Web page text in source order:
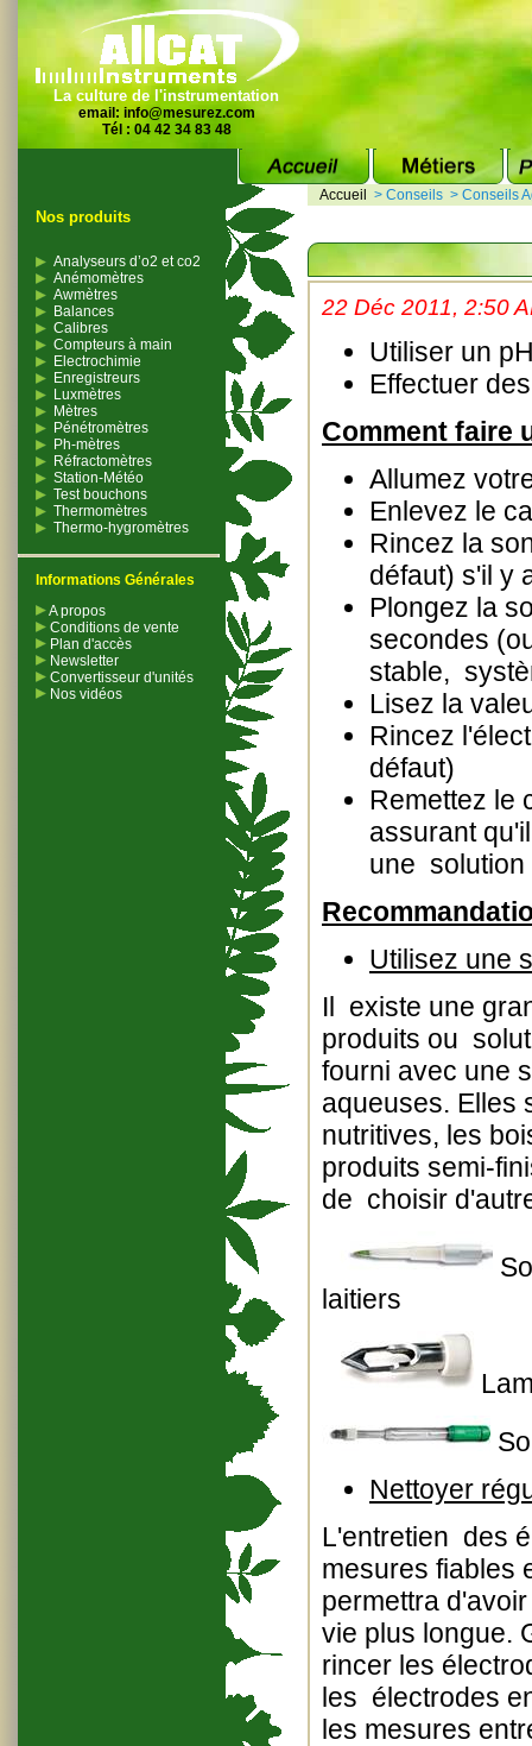
La culture de l'instrumentation
email: info@mesurez.com
Tél : 04 42 34 83 48
Nos produits
Analyseurs d’o2 et co2
Anémomètres
Awmètres
Balances
Calibres
Compteurs à main
Electrochimie
Enregistreurs
Luxmètres
Mètres
Pénétromètres
Ph-mètres
Réfractomètres
Station-Météo
Test bouchons
Thermomètres
Thermo-hygromètres
Informations Générales
A propos
Conditions de vente
Plan d'accès
Newsletter
Convertisseur d'unités
Nos vidéos
Accueil > Conseils > Conseils
22 Déc 2011, 2:50
Utiliser un
Effectuer
Comment faire
Allumez
Enlevez le
Rincez la
défaut) s'il y
Plongez la
secondes
stable,
Lisez la
Rincez
défaut)
Remettez le
assurant
une solution
Utilisez une
Il existe une
produits ou
fourni avec une
aqueuses. Elles
nutritives, les
produits semi-
de choisir
laitiers
Nettoyer
L'entretien des
mesures fiables
permettra
vie plus longue.
rincer les
les électrodes
les mesures